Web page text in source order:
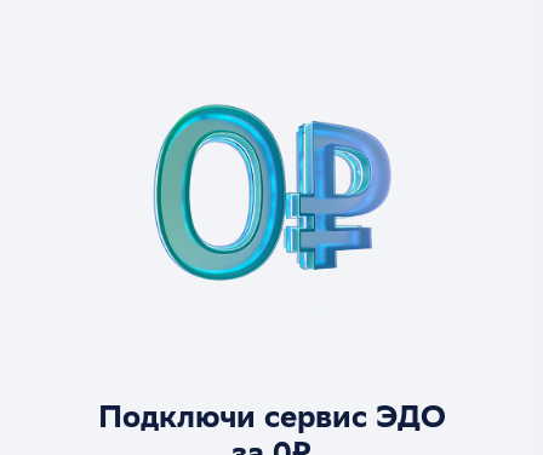
Подключи сервис ЭДО